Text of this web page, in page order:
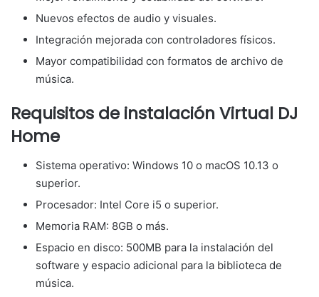
Nuevos efectos de audio y visuales.
Integración mejorada con controladores físicos.
Mayor compatibilidad con formatos de archivo de
música.
Requisitos de instalación Virtual DJ
Home
Sistema operativo: Windows 10 o macOS 10.13 o
superior.
Procesador: Intel Core i5 o superior.
Memoria RAM: 8GB o más.
Espacio en disco: 500MB para la instalación del
software y espacio adicional para la biblioteca de
música.